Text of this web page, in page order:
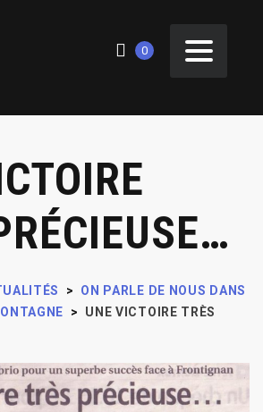
0
>
ON PARLE DE NOUS DANS
>
UNE VICTOIRE TRÈS